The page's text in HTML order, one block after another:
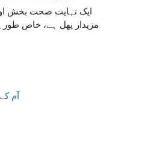
مزیدار پھل ہے، خاص طور